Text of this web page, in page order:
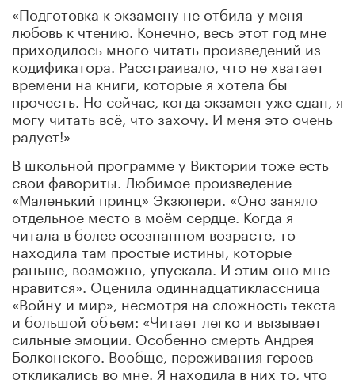
«Подготовка к экзамену не отбила у меня
любовь к чтению. Конечно, весь этот год мне
приходилось много читать произведений из
кодификатора. Расстраивало, что не хватает
времени на книги, которые я хотела бы
прочесть. Но сейчас, когда экзамен уже сдан, я
могу читать всё, что захочу. И меня это очень
радует!»
В школьной программе у Виктории тоже есть
свои фавориты. Любимое произведение –
«Маленький принц» Экзюпери. «Оно заняло
отдельное место в моём сердце. Когда я
читала в более осознанном возрасте, то
находила там простые истины, которые
раньше, возможно, упускала. И этим оно мне
нравится». Оценила одиннадцатиклассница
«Войну и мир», несмотря на сложность текста
и большой объем: «Читает легко и вызывает
сильные эмоции. Особенно смерть Андрея
Болконского. Вообще, переживания героев
откликались во мне. Я находила в них то, что